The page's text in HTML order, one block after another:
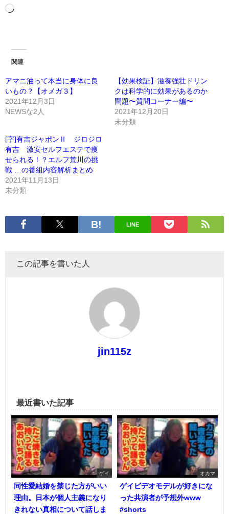
関連
アマニ油って本当に身体に良
いもの？【オメガ３】
2021年12月3日
NEWSな2人
【効果検証】滋養強壮ドリン
クは科学的に効果があるのか
問題〜質問コーナー編〜
2021年12月20日
未分類
[字]有吉ジャポンⅡ ジロジロ
有吉 激安セルフエステで痩
せられる！？エルフ荒川の挑
戦 …の番組内容解析まとめ
2021年11月13日
未分類
LINE
この記事を書いた人
jin115z
最近書いた記事
ゲイ
同性愛結婚を禁じた方がいい
理由。日本が個人主義になり
きれない真相について話しま
オカマ
ゲイビデオモデルが好きにな
った共演者が予想外www
#shorts